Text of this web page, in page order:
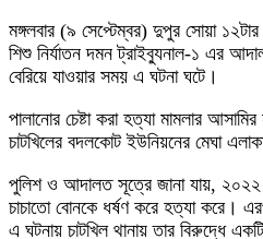
মঙ্গলবার (৯ সেপ্টেম্বর) দুপুর সোয়া ১২টার
শিশু নির্যাতন দমন ট্রাইব্যুনাল-১ এর
বেরিয়ে যাওয়ার সময় এ ঘটনা ঘটে।
পালানোর চেষ্টা করা হত্যা মামলার
চাটখিলের বদলকোট ইউনিয়নের মেঘা
পুলিশ ও আদালত সূত্রে জানা যায়, ২০২২
চাচাতো বোনকে ধর্ষণ করে হত্যা করে।
এ ঘটনায় চাটখিল থানায় তার বিরুদ্ধে